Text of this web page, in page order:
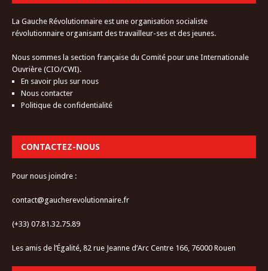
La Gauche Révolutionnaire est une organisation socialiste
révolutionnaire organisant des travailleur-ses et des jeunes.
Nous sommes la section française du Comité pour une Internationale
Ouvrière (CIO/CWI).
En savoir plus sur nous
Nous contacter
Politique de confidentialité
CONTACTEZ-NOUS
Pour nous joindre :
contact@gaucherevolutionnaire.fr
(+33) 07.81.32.75.89
Les amis de l’Égalité, 82 rue Jeanne d’Arc Centre 166, 76000 Rouen